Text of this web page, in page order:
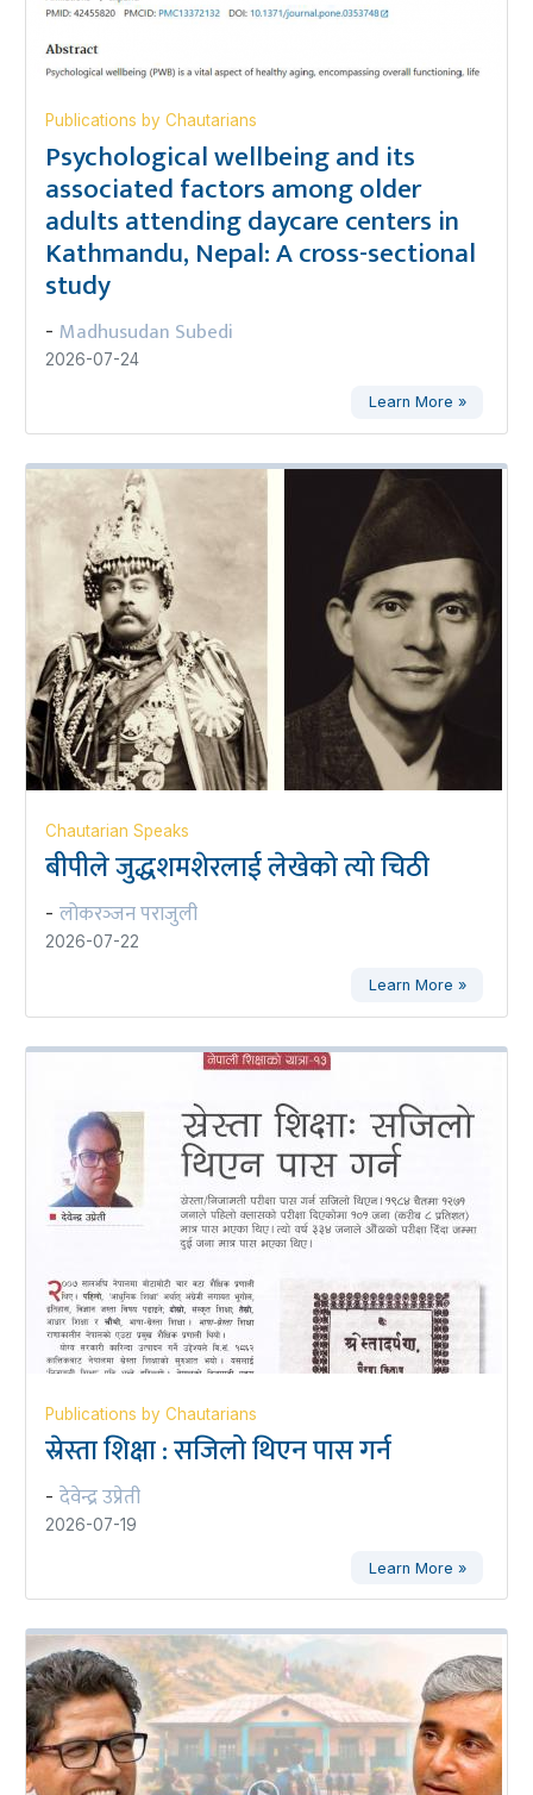
Publications by Chautarians
Psychological wellbeing and its
associated factors among older
adults attending daycare centers in
Kathmandu, Nepal: A cross-sectional
study
- Madhusudan Subedi
2026-07-24
Learn More »
Chautarian Speaks
बीपीले जुद्धशमशेरलाई लेखेको त्यो चिठी
- लोकरञ्‍जन पराजुली
2026-07-22
Learn More »
Publications by Chautarians
स्रेस्ता शिक्षा : सजिलो थिएन पास गर्न
- देवेन्द्र उप्रेती
2026-07-19
Learn More »